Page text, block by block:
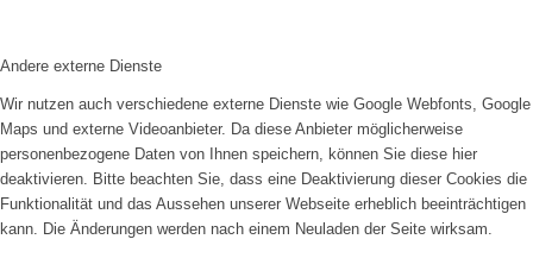
Andere externe Dienste
Wir nutzen auch verschiedene externe Dienste wie Google Webfonts, Google
Maps und externe Videoanbieter. Da diese Anbieter möglicherweise
personenbezogene Daten von Ihnen speichern, können Sie diese hier
deaktivieren. Bitte beachten Sie, dass eine Deaktivierung dieser Cookies die
Funktionalität und das Aussehen unserer Webseite erheblich beeinträchtigen
kann. Die Änderungen werden nach einem Neuladen der Seite wirksam.